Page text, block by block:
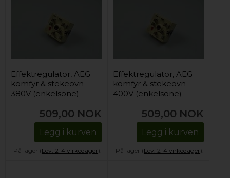
Effektregulator, AEG
komfyr & stekeovn -
380V (enkelsone)
509,00 NOK
Legg i kurven
På lager (Lev. 2-4 virkedager).
Effektregulator, AEG
komfyr & stekeovn -
400V (enkelsone)
509,00 NOK
Legg i kurven
På lager (Lev. 2-4 virkedager).